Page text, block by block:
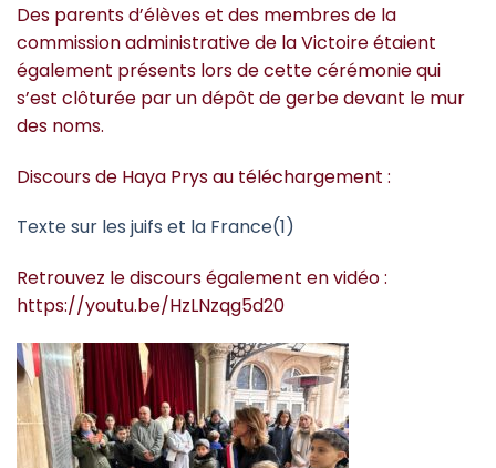
Des parents d’élèves et des membres de la
commission administrative de la Victoire étaient
également présents lors de cette cérémonie qui
s’est clôturée par un dépôt de gerbe devant le mur
des noms.
Discours de Haya Prys au téléchargement :
Texte sur les juifs et la France(1)
Retrouvez le discours également en vidéo :
https://youtu.be/HzLNzqg5d20